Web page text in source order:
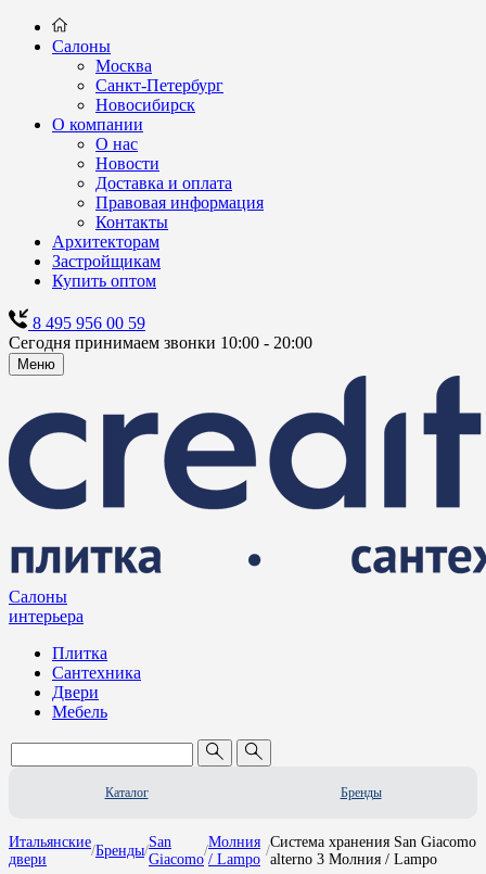
Салоны
Москва
Санкт-Петербург
Новосибирск
О компании
О нас
Новости
Доставка и оплата
Правовая информация
Контакты
Архитекторам
Застройщикам
Купить оптом
8 495 956 00 59
Сегодня принимаем звонки 10:00 - 20:00
Меню
Салоны
интерьера
Плитка
Сантехника
Двери
Мебель
Каталог Бренды
Итальянские
двери
/Бренды/
San
Giacomo
/
Молния
/ Lampo
/
Система хранения San Giacomo
alterno 3 Молния / Lampo